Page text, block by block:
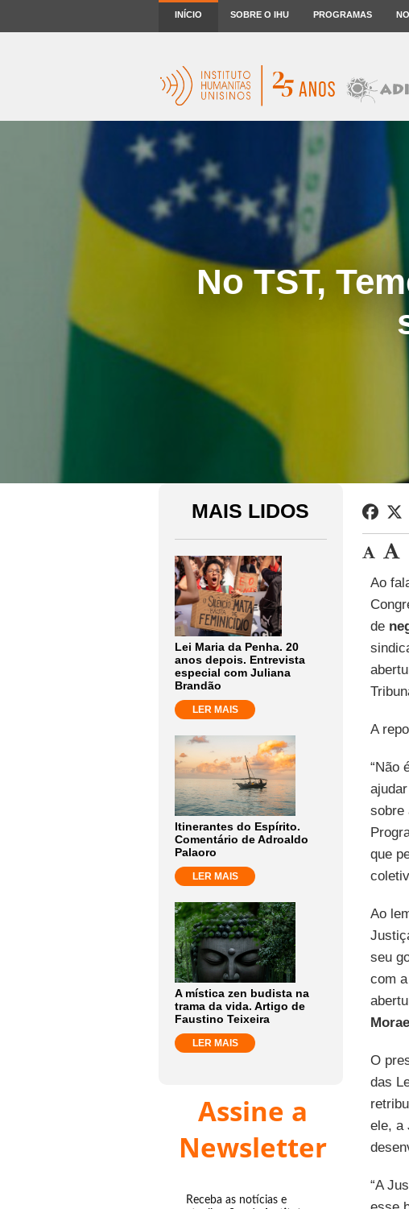
INÍCIO SOBRE O IHU PROGRAMAS
No TST,
MAIS LIDOS
Lei Maria da Penha. 20
anos depois. Entrevista
especial com Juliana
Brandão
LER MAIS
Itinerantes do Espírito.
Comentário de Adroaldo
Palaoro
LER MAIS
A mística zen budista na
trama da vida. Artigo de
Faustino Teixeira
LER MAIS
Assine a
Newsletter
Receba as notícias e
Ao
de
A
“Não
sobre
que
Ao
seu
com
O
das
ele, a
“A